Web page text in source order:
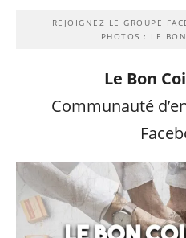
REJOIGNEZ LE GROUPE
PHOTOS : LE
Le Bon
Communauté